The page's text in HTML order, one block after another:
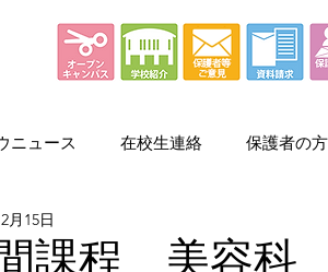
ニュース 在校生連絡 保護者の
間課
月15日